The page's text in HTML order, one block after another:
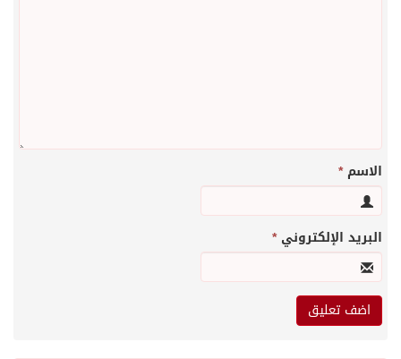
الاسم*
البريد الإلكتروني*